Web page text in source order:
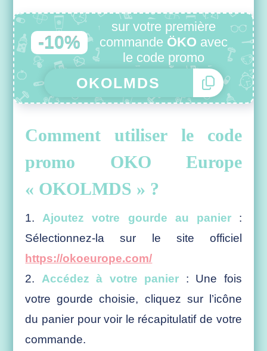
-10%
sur votre première
commande ÖKO avec
le code promo
Comment utiliser le code
promo OKO Europe
« OKOLMDS » ?
Ajoutez votre gourde au panier:
Sélectionnez-la sur le site officiel
https://okoeurope.com/
Accédez à votre panier : Une fois
votre gourde choisie, cliquez sur l’icône
du panier pour voir le récapitulatif de votre
commande.